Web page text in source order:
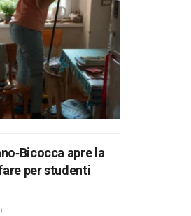
apre la
per studenti